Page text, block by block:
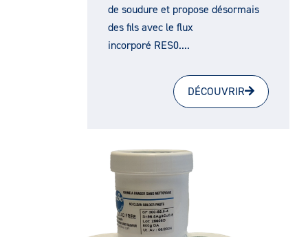
de soudure et propose désormais
des fils avec le flux
incorporé RES0....
DÉCOUVRIR